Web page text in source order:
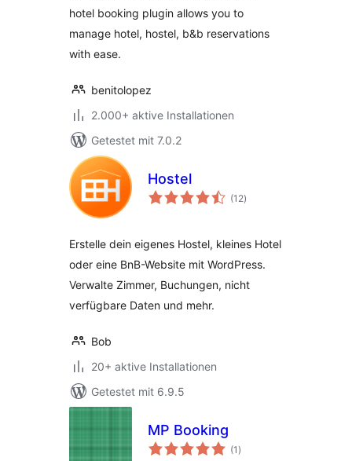
hotel booking plugin allows you to
manage hotel, hostel, b&b reservations
with ease.
benitolopez
2.000+ aktive Installationen
Getestet mit 7.0.2
Hostel
(12Bewertungen
insgesamt
)
Erstelle dein eigenes Hostel, kleines Hotel
oder eine BnB-Website mit WordPress.
Verwalte Zimmer, Buchungen, nicht
verfügbare Daten und mehr.
Bob
20+ aktive Installationen
Getestet mit 6.9.5
MP Booking
(1 Bewertungen
insgesamt
)